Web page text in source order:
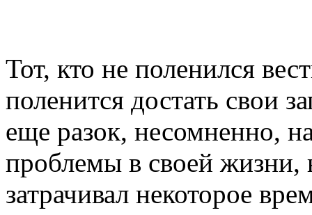
Тот, кто не поленился
поленится достать свои
еще разок, несомненно,
проблемы в своей жизни,
затрачивал некоторое